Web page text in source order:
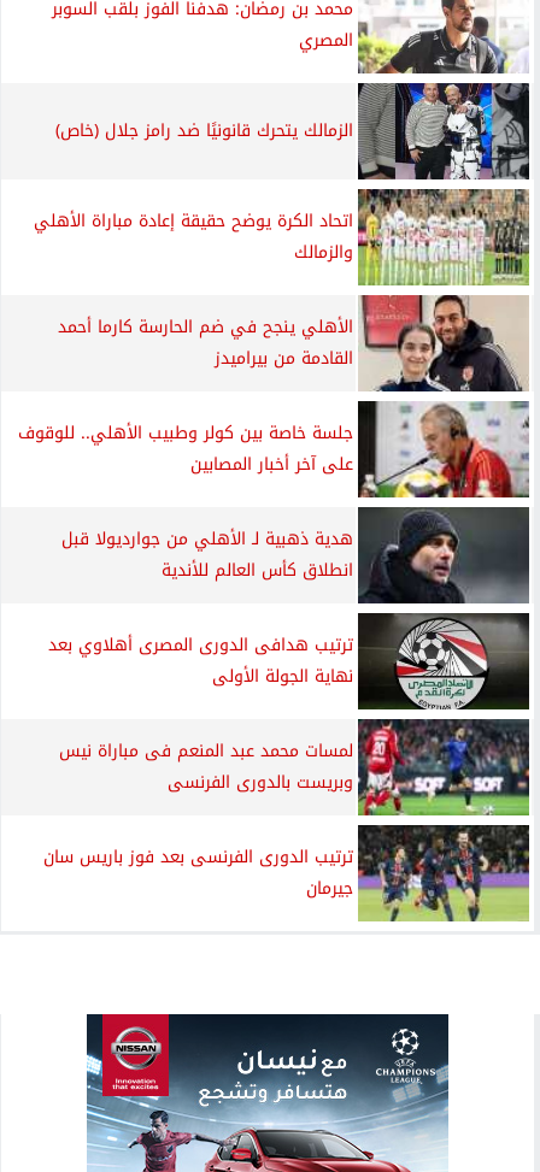
محمد بن رمضان: هدفنا الفوز بلقب السوبر
المصري
الزمالك يتحرك قانونيًا ضد رامز جلال (خاص)
اتحاد الكرة يوضح حقيقة إعادة مباراة الأهلي
والزمالك
الأهلي ينجح في ضم الحارسة كارما أحمد
القادمة من بيراميدز
جلسة خاصة بين كولر وطبيب الأهلي.. للوقوف
على آخر أخبار المصابين
هدية ذهبية لـ الأهلي من جوارديولا قبل
انطلاق كأس العالم للأندية
ترتيب هدافى الدورى المصرى أهلاوي بعد
نهاية الجولة الأولى
لمسات محمد عبد المنعم فى مباراة نيس
وبريست بالدورى الفرنسى
ترتيب الدورى الفرنسى بعد فوز باريس سان
جيرمان